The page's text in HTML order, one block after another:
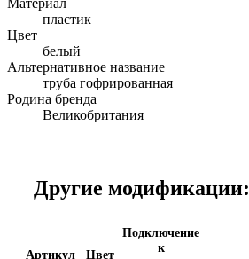
пластик
Цвет
белый
Альтернативное название
труба гофрированная
Родина бренда
Великобритания
Другие модификации:
Артикул Цвет
Подключение
к